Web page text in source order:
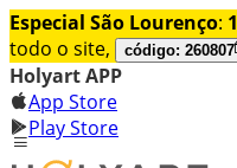
Especial São Lourenço:
todo o site,
código: 260807
Holyart APP
App Store
Play Store